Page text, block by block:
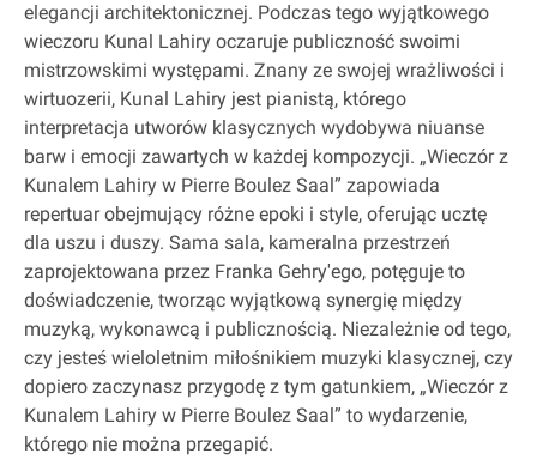
elegancji architektonicznej. Podczas tego wyjątkowego
wieczoru Kunal Lahiry oczaruje publiczność swoimi
mistrzowskimi występami. Znany ze swojej wrażliwości i
wirtuozerii, Kunal Lahiry jest pianistą, którego
interpretacja utworów klasycznych wydobywa niuanse
barw i emocji zawartych w każdej kompozycji. „Wieczór z
Kunalem Lahiry w Pierre Boulez Saal” zapowiada
repertuar obejmujący różne epoki i style, oferując ucztę
dla uszu i duszy. Sama sala, kameralna przestrzeń
zaprojektowana przez Franka Gehry'ego, potęguje to
doświadczenie, tworząc wyjątkową synergię między
muzyką, wykonawcą i publicznością. Niezależnie od tego,
czy jesteś wieloletnim miłośnikiem muzyki klasycznej, czy
dopiero zaczynasz przygodę z tym gatunkiem, „Wieczór z
Kunalem Lahiry w Pierre Boulez Saal” to wydarzenie,
którego nie można przegapić.